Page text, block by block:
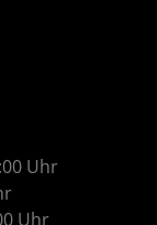
Uhr
Uhr